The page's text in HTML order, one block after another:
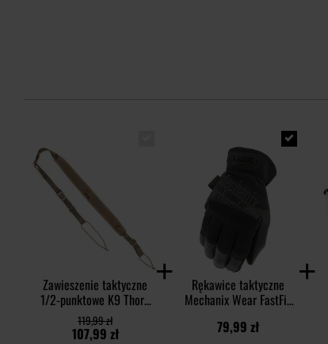
Zawieszenie taktyczne
1/2-punktowe K9 Thorn
Bravo - Coyote
107,99 zł
119,99 zł
Rękawice taktyczne
Mechanix Wear FastFit
79,99 zł